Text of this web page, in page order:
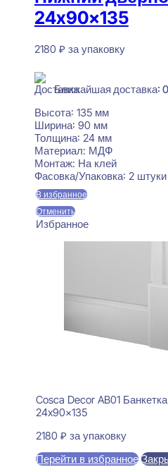
24x90x135
2180 ₽ за упаковку
Ближайшая доставка:
Высота: 135 мм
Ширина: 90 мм
Толщина: 24 мм
Материал: МДФ
Монтаж: На клей
Фасовка/Упаковка: 2 штуки
В избранное
Отменить
Избранное
Cosca Decor AB01
24x90x135
2180 ₽ за упаковку
Перейти в избранное